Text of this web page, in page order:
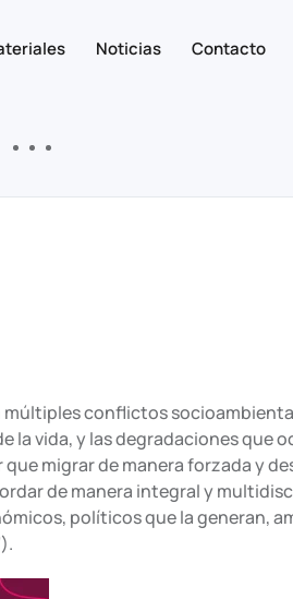
Noticias Contacto
conflictos
vida, y las degradaciones que
migrar de manera forzada y
de manera integral y
políticos que la generan,